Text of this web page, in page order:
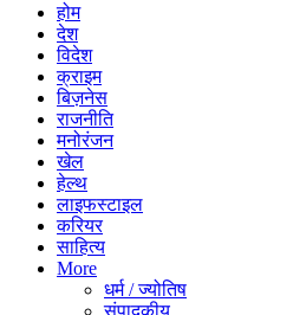
होम
देश
विदेश
क्राइम
बिज़नेस
राजनीति
मनोरंजन
खेल
हेल्थ
लाइफस्टाइल
करियर
साहित्य
More
धर्म / ज्योतिष
संपादकीय